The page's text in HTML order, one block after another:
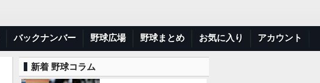
バックナンバー 野球広場 野球まとめ お気に入り アカウント
新着 野球コラム